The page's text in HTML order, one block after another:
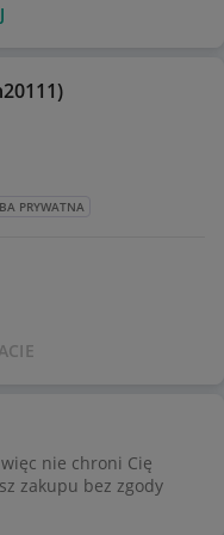
PRYWATNA
nie chroni Cię
zakupu bez zgody